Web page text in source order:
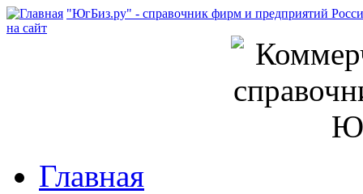
"ЮгБиз.ру" - справочник фирм и предприятий
на сайт
Главная